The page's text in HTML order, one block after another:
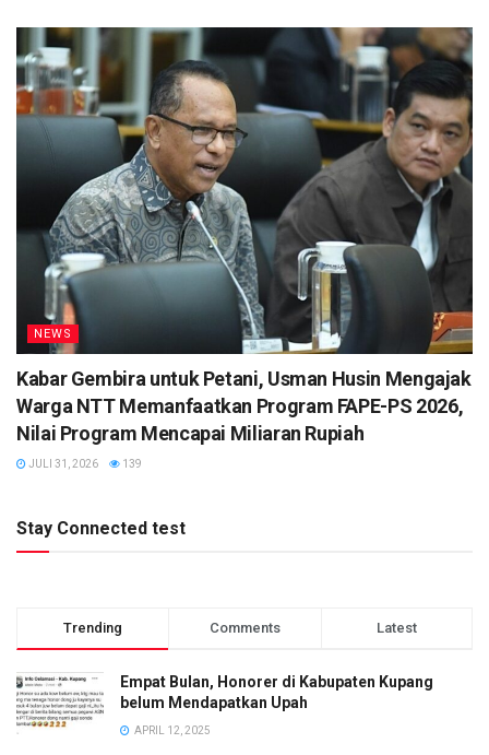
NEWS
Kabar Gembira untuk Petani, Usman Husin Mengajak
Warga NTT Memanfaatkan Program FAPE-PS 2026,
Nilai Program Mencapai Miliaran Rupiah
JULI 31, 2026 139
Stay Connected test
Trending Comments Latest
Empat Bulan, Honorer di Kabupaten Kupang
belum Mendapatkan Upah
APRIL 12, 2025